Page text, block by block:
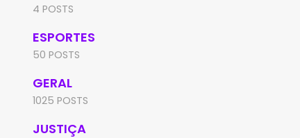
4 POSTS
ESPORTES
50 POSTS
GERAL
1025 POSTS
JUSTIÇA